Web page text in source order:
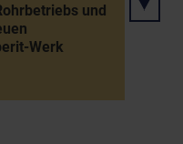
und
Werk